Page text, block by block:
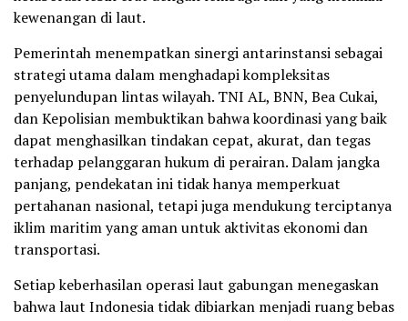
kewenangan di laut.
Pemerintah menempatkan sinergi antarinstansi sebagai
strategi utama dalam menghadapi kompleksitas
penyelundupan lintas wilayah. TNI AL, BNN, Bea Cukai,
dan Kepolisian membuktikan bahwa koordinasi yang baik
dapat menghasilkan tindakan cepat, akurat, dan tegas
terhadap pelanggaran hukum di perairan. Dalam jangka
panjang, pendekatan ini tidak hanya memperkuat
pertahanan nasional, tetapi juga mendukung terciptanya
iklim maritim yang aman untuk aktivitas ekonomi dan
transportasi.
Setiap keberhasilan operasi laut gabungan menegaskan
bahwa laut Indonesia tidak dibiarkan menjadi ruang bebas